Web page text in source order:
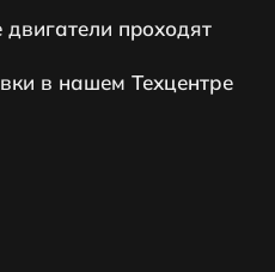
пpoходят
в нашем Техцентре